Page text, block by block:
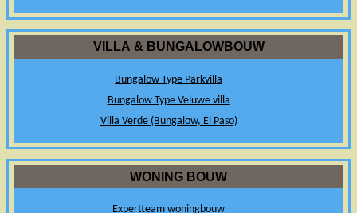
VILLA & BUNGALOWBOUW
Bungalow Type Parkvilla
Bungalow Type Veluwe villa
Villa Verde (Bungalow, El Paso)
WONING BOUW
Expertteam woningbouw